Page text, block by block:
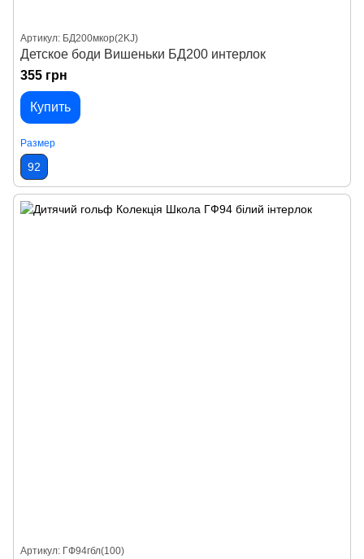
Артикул: БД200мкор(2KJ)
Детское боди Вишеньки БД200 интерлок
355 грн
Купить
Размер
92
Артикул: ГФ94гбл(100)